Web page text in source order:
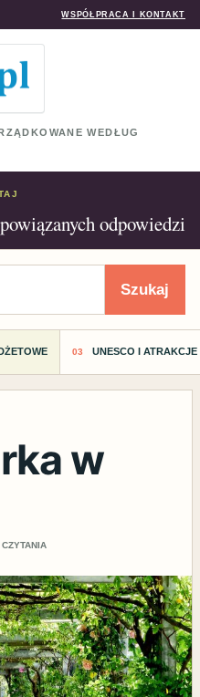
WSPÓŁPRACA I KONTAKT
WEDŁUG
odpowiedzi
Szukaj
UNESCO I
w